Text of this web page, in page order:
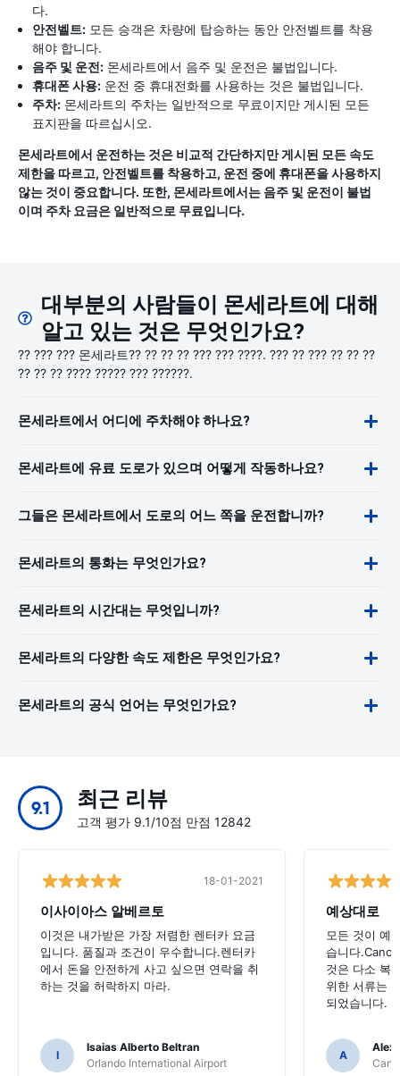
다.
안전벨트: 모든 승객은 차량에 탑승하는 동안 안전벨트를 착용
해야 합니다.
음주 및 운전: 몬세라트에서 음주 및 운전은 불법입니다.
휴대폰 사용: 운전 중 휴대전화를 사용하는 것은 불법입니다.
주차: 몬세라트의 주차는 일반적으로 무료이지만 게시된 모든
표지판을 따르십시오.
몬세라트에서 운전하는 것은 비교적 간단하지만 게시된 모든 속도
제한을 따르고, 안전벨트를 착용하고, 운전 중에 휴대폰을 사용하지
않는 것이 중요합니다. 또한, 몬세라트에서는 음주 및 운전이 불법
이며 주차 요금은 일반적으로 무료입니다.
대부분의 사람들이 몬세라트에 대해
알고 있는 것은 무엇인가요?
?? ??? ??? 몬세라트?? ?? ?? ?? ??? ??? ????. ??? ?? ??? ?? ?? ??
?? ?? ?? ???? ????? ??? ??????.
몬세라트에서 어디에 주차해야 하나요?
몬세라트에 유료 도로가 있으며 어떻게 작동하나요?
그들은 몬세라트에서 도로의 어느 쪽을 운전합니까?
몬세라트의 통화는 무엇인가요?
몬세라트의 시간대는 무엇입니까?
몬세라트의 다양한 속도 제한은 무엇인가요?
몬세라트의 공식 언어는 무엇인가요?
9.1 최근 리뷰
고객 평가 9.1/10점 만점 12842
18-01-2021
이사이아스 알베르토
이것은 내가받은 가장 저렴한 렌터카 요금
입니다. 품질과 조건이 우수합니다.렌터카
에서 돈을 안전하게 사고 싶으면 연락을 취
하는 것을 허락하지 마라.
I
Isaias Alberto Beltran
Orlando International Airport
예상대로
모든 것이 예
습니다
것은 다소 복
위한 서류는
되었습니다.
A
Alex